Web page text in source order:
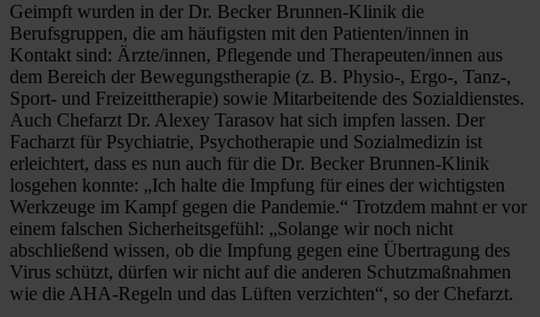
Geimpft wurden in der Dr. Becker Brunnen-Klinik die
Berufsgruppen, die am häufigsten mit den Patienten/innen in
Kontakt sind: Ärzte/innen, Pflegende und Therapeuten/innen aus
dem Bereich der Bewegungstherapie (z. B. Physio-, Ergo-, Tanz-,
Sport- und Freizeittherapie) sowie Mitarbeitende des Sozialdienstes.
Auch Chefarzt Dr. Alexey Tarasov hat sich impfen lassen. Der
Facharzt für Psychiatrie, Psychotherapie und Sozialmedizin ist
erleichtert, dass es nun auch für die Dr. Becker Brunnen-Klinik
losgehen konnte: „Ich halte die Impfung für eines der wichtigsten
Werkzeuge im Kampf gegen die Pandemie.“ Trotzdem mahnt er vor
einem falschen Sicherheitsgefühl: „Solange wir noch nicht
abschließend wissen, ob die Impfung gegen eine Übertragung des
Virus schützt, dürfen wir nicht auf die anderen Schutzmaßnahmen
wie die AHA-Regeln und das Lüften verzichten“, so der Chefarzt.